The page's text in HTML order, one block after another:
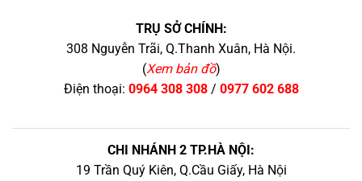
TRỤ SỞ CHÍNH:
308 Nguyễn Trãi, Q.Thanh Xuân, Hà Nội.
(Xem bản đồ)
Điện thoại: 0964 308 308/ 0977 602 688
CHI NHÁNH 2 TP.HÀ NỘI:
19 Trần Quý Kiên, Q.Cầu Giấy, Hà Nội